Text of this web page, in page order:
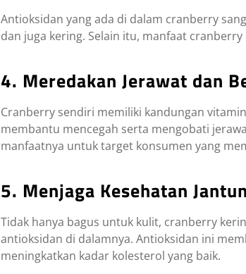
Antioksidan yang ada di dalam cranberry
dan juga kering. Selain itu, manfaat
4. Meredakan Jerawat dan
Cranberry sendiri memiliki kandungan
membantu mencegah serta mengobati
manfaatnya untuk target konsumen yang
5. Menjaga Kesehatan
Tidak hanya bagus untuk kulit, cranberry
antioksidan di dalamnya. Antioksidan ini
meningkatkan kadar kolesterol yang baik.